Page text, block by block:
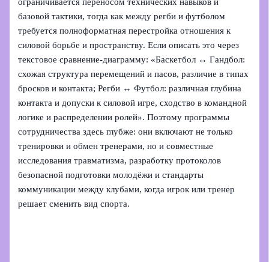
ограничивается переносом технических навыков и
базовой тактики, тогда как между регби и футболом
требуется полноформатная перестройка отношения к
силовой борьбе и пространству. Если описать это через
текстовое сравнение-диаграмму: «Баскетбол ↔ Гандбол:
схожая структура перемещений и пасов, различие в типах
бросков и контакта; Регби ↔ Футбол: различная глубина
контакта и допуски к силовой игре, сходство в командной
логике и распределении ролей». Поэтому программы
сотрудничества здесь глубже: они включают не только
тренировки и обмен тренерами, но и совместные
исследования травматизма, разработку протоколов
безопасной подготовки молодёжи и стандарты
коммуникации между клубами, когда игрок или тренер
решает сменить вид спорта.